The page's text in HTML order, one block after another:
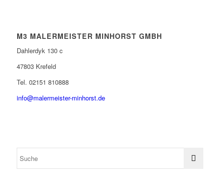
M3 MALERMEISTER MINHORST GMBH
Dahlerdyk 130 c
47803 Krefeld
Tel. 02151 810888
info@malermeister-minhorst.de